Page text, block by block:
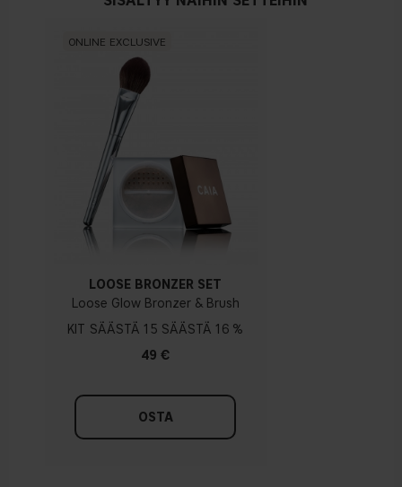
ONLINE EXCLUSIVE
LOOSE BRONZER SET
Loose Glow Bronzer & Brush
KIT
15
16 %
49 €
OSTA